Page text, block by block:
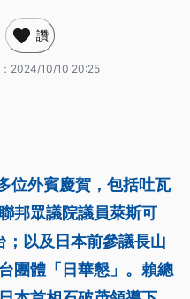
讚
2024/10/10 20:25
位外賓慶賀，包括吐瓦
邦眾議院議員萊斯可
；以及日本前參議長山
團體「日華懇」。賴總